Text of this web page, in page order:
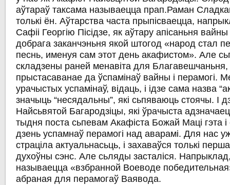
аўтараў таксама называецца прап.Раман
толькі ён. Аўтарства часта прыпісваецца,
Сафіі Георгію Пісідзе, як аўтару апісаньня
добрага заканчэньня якой штогод«народ стал
песнь, именуя сам этот день акафистом». Але
складзены раней менавіта для
прыстасаванае да ўспамінаў вайны і перамогі.
урачыстых успамінаў, відаць, і ідзе сама назва
значыць “несядальны”, які сьпяваюць стоячы. І
Найсьвятой Багародзіцы, які ўрачыста
тыдня поста сьпевам Акафіста Божай Маці гэта
дзень успамнаў перамогі над аварамі. Для нас
страціла актуальнасьць, і захаваўся толькі
духоўны сэнс. Але сьляды засталіся.
называецца «взбранной Воеводе
абраная для перамогаў Ваявода.